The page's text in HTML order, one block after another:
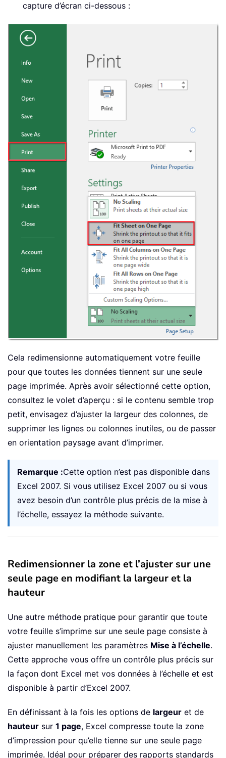
capture d’écran ci-dessous :
Cela redimensionne automatiquement votre feuille
pour que toutes les données tiennent sur une seule
page imprimée. Après avoir sélectionné cette option,
consultez le volet d’aperçu : si le contenu semble trop
petit, envisagez d’ajuster la largeur des colonnes, de
supprimer les lignes ou colonnes inutiles, ou de passer
en orientation paysage avant d’imprimer.
Remarque :Cette option n’est pas disponible dans
Excel 2007. Si vous utilisez Excel 2007 ou si vous
avez besoin d’un contrôle plus précis de la mise à
l’échelle, essayez la méthode suivante.
Redimensionner la zone et l’ajuster sur une
seule page en modifiant la largeur et la
hauteur
Une autre méthode pratique pour garantir que toute
votre feuille s’imprime sur une seule page consiste à
ajuster manuellement les paramètres Mise à l’échelle.
Cette approche vous offre un contrôle plus précis sur
la façon dont Excel met vos données à l’échelle et est
disponible à partir d’Excel 2007.
En définissant à la fois les options de largeur et de
hauteur sur 1 page, Excel compresse toute la zone
d’impression pour qu’elle tienne sur une seule page
imprimée. Idéal pour préparer des rapports standards